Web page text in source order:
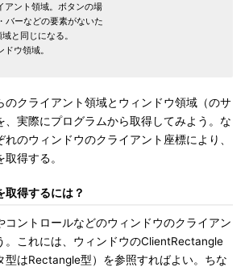
アント領域。ボタンの場
バーなどの要素がないた
と同じになる。
ウ領域。
クライアント領域とウィンドウ領域（のサ
、実際にプログラムから取得してみよう。な
のウィンドウのクライアント座標により、
得する。
取得するには？
ントロールなどのウィンドウのクライアン
。これには、ウィンドウのClientRectangle
型はRectangle型）を参照すればよい。ちな